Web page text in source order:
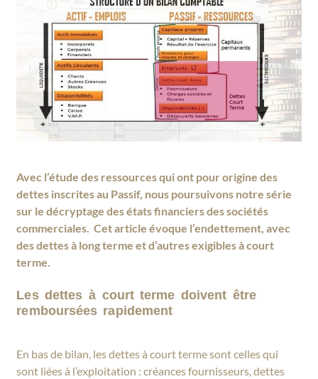
Avec l’étude des ressources qui ont pour origine des
dettes inscrites au Passif, nous poursuivons notre série
sur le décryptage des états financiers des sociétés
commerciales. Cet article évoque l’endettement, avec
des dettes à long terme et d’autres exigibles à court
terme.
Les dettes à court terme doivent être
remboursées rapidement
En bas de bilan, les dettes à court terme sont celles qui
sont liées à l’exploitation : créances fournisseurs, dettes